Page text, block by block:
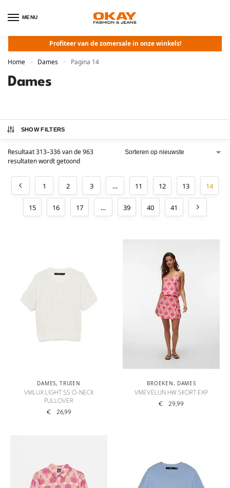
MENU
Profiteer van de zomersale in onze winkels!
Home > Dames > Pagina 14
Dames
SHOW FILTERS
Resultaat 313–336 van de 963
resultaten wordt getoond
1 2 3 … 11 12 13 14
15 16 17 … 39 40 41
DAMES,TRUIEN
VMLUX LIGHT SS O-NECK
PULLOVER
€ 26,99
BROEKEN, DAMES
VMEVELIJN HW SKORT EXP
€ 29,99